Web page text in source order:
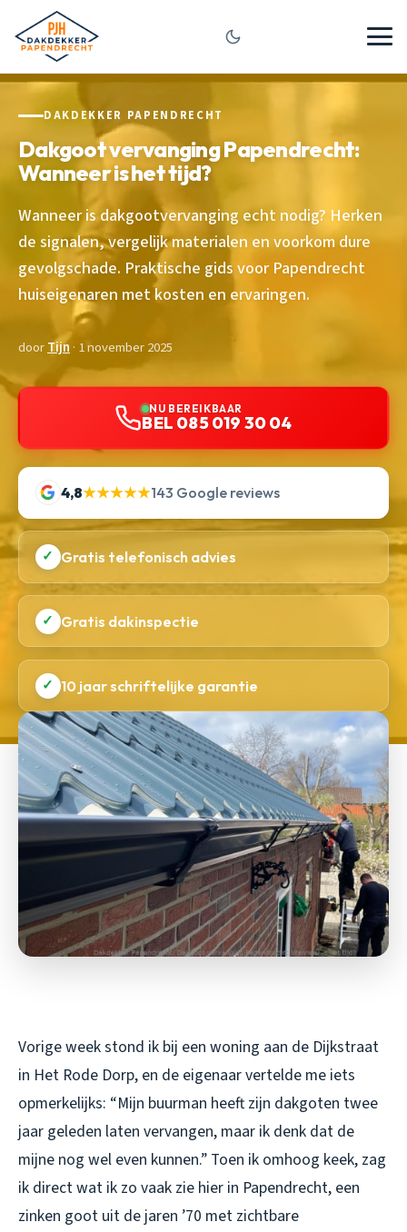
DAKDEKKER PAPENDRECHT
Dakgoot vervanging Papendrecht:
Wanneer is het tijd?
Wanneer is dakgootvervanging echt nodig? Herken
de signalen, vergelijk materialen en voorkom dure
gevolgschade. Praktische gids voor Papendrecht
huiseigenaren met kosten en ervaringen.
doorTijn · 1 november 2025
NU BEREIKBAAR
BEL 085 019 30 04
4,8★★★★★143 Google reviews
✓ Gratis telefonisch advies
✓ Gratis dakinspectie
✓ 10 jaar schriftelijke garantie
Vorige week stond ik bij een woning aan de Dijkstraat
in Het Rode Dorp, en de eigenaar vertelde me iets
opmerkelijks: “Mijn buurman heeft zijn dakgoten twee
jaar geleden laten vervangen, maar ik denk dat de
mijne nog wel even kunnen.” Toen ik omhoog keek, zag
ik direct wat ik zo vaak zie hier in Papendrecht, een
zinken goot uit de jaren ’70 met zichtbare